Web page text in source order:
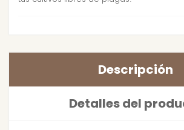
Descripción
Detalles del